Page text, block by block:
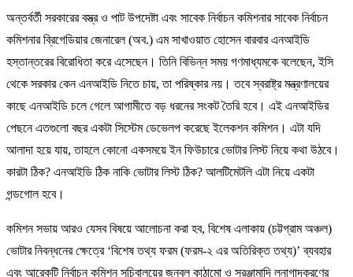
অন্তর্বর্তী সরকারের বস্ত্র ও পাট উপদেষ্টা এবং সাবেক নির্বাচন কমিশনার সাবেক নির্বাচন
কমিশনার ব্রিগেডিয়ার জেনারেল (অব.) এম সাখাওয়াত হোসেন বারবার এনআইডি
হস্তান্তরের বিরোধিতা করে এসেছেন। তিনি বিভিন্ন সময় গণমাধ্যমকে বলেছেন, ইসি
থেকে সরকার কেন এনআইডি নিতে চায়, তা পরিষ্কার নয়। তবে স্বরাষ্ট্র মন্ত্রণালয়ের
কাছে এনআইডি চলে গেলে আগামীতে বড় ধরনের সংকট তৈরি হবে। এই এনআইডির
পেছনে এতগুলো বছর একটা সিস্টেম ডেভেলপ করেছে ইলেকশন কমিশন। এটা যদি
আলাদা হয়ে যায়, তাহলে কোনো একসময়ে ইন ফিউচারে ভোটার লিস্ট নিয়ে কথা উঠবে।
কারটা ঠিক? এনআইডি ঠিক নাকি ভোটার লিস্ট ঠিক? আলটিমেটলি এটা নিয়ে একটা
গন্ডগোল হবে।
কমিশন সভায় আরও যেসব বিষয়ে আলোচনা করা হব, বিশেষ এলাকায় (চট্টগ্রাম অঞ্চল)
ভোটার নিবন্ধনের ক্ষেত্রে ‘বিশেষ তথ্য ফরম (ফরম-২ এর অতিরিক্ত তথ্য)’ ব্যবহার
এবং আরেকটি নির্বাচন কমিশন সচিবালয়ের জনবল কাঠামো ও সরঞ্জামাদি লনাগাদকরণের